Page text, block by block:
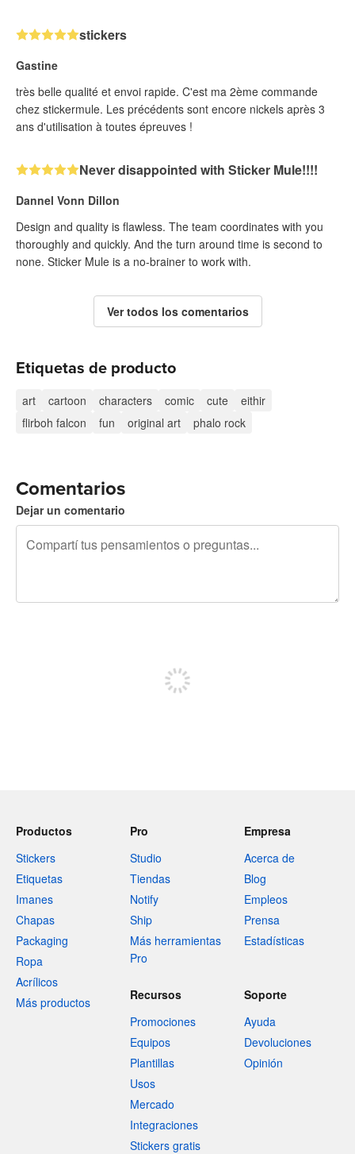
stickers
Gastine
très belle qualité et envoi rapide. C'est ma 2ème commande
chez stickermule. Les précédents sont encore nickels après 3
ans d'utilisation à toutes épreuves !
Never disappointed with Sticker Mule!!!!
Dannel Vonn Dillon
Design and quality is flawless. The team coordinates with you
thoroughly and quickly. And the turn around time is second to
none. Sticker Mule is a no-brainer to work with.
Ver todos los comentarios
Etiquetas de producto
art cartoon characters comic cute
eithir
flirboh falcon
fun original art phalo rock
Comentarios
Dejar un comentario
Productos
Stickers
Etiquetas
Imanes
Chapas
Packaging
Ropa
Acrílicos
Más productos
Pro
Studio
Tiendas
Notify
Ship
Más herramientas
Pro
Empresa
Acerca de
Blog
Empleos
Prensa
Estadísticas
Recursos
Promociones
Equipos
Plantillas
Usos
Mercado
Integraciones
Stickers gratis
Soporte
Ayuda
Devoluciones
Opinión